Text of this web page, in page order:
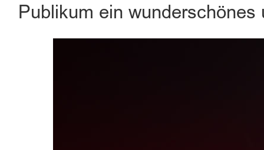
Publikum ein